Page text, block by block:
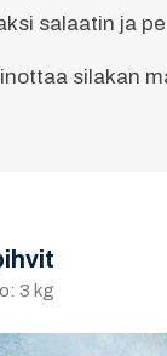
salaatin ja
silakan
3 kg